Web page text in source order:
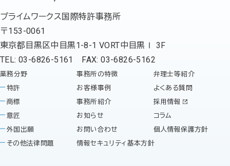
プライムワークス国際特許事務所
〒153-0061
東京都目黒区中目黒1-8-1 VORT中目黒Ⅰ 3F
TEL: 03-6826-5161 FAX: 03-6826-5162
業務分野
特許
商標
意匠
外国出願
その他法律問題
事務所の特徴
弁理士等紹介
お客様事例
よくある質問
事務所紹介
採用情報
お知らせ
コラム
お問い合わせ
個人情報保護方針
情報セキュリティ基本方針